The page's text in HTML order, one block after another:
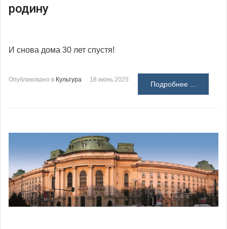
родину
И снова дома 30 лет спустя!
Опубликовано в Культура 18 июнь 2025
Подробнее ...